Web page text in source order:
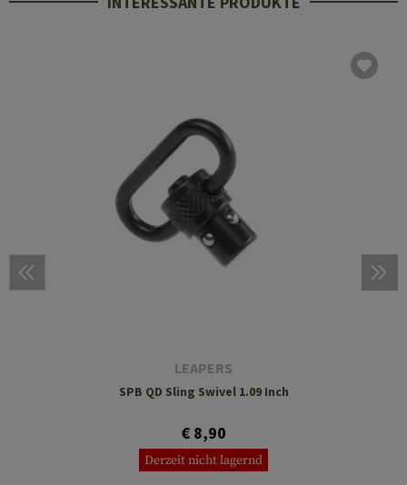
LEAPERS
SPB QD Sling Swivel 1.09 Inch
€ 8,90
Derzeit nicht lagernd